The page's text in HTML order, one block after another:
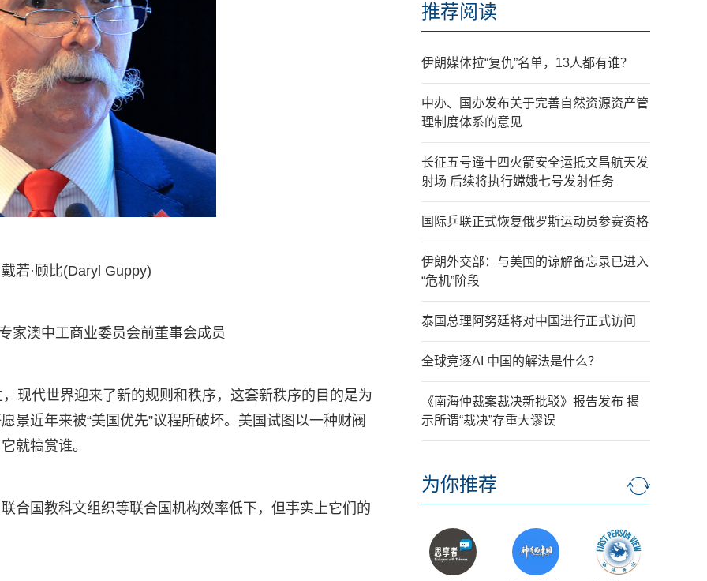
若·顾比(Daryl Guppy)
家澳中工商业委员会前董事会成员
现代世界迎来了新的规则和秩序，这套新秩序的目的是为
景近年来被“美国优先”议程所破坏。美国试图以一种财阀
就犒赏谁。
合国教科文组织等联合国机构效率低下，但事实上它们的
推荐阅读
伊朗媒体拉“复仇”名单，13人都有谁？
中办、国办发布关于完善自然资源资产管
理制度体系的意见
长征五号遥十四火箭安全运抵文昌航天发
射场 后续将执行嫦娥七号发射任务
国际乒联正式恢复俄罗斯运动员参赛资格
伊朗外交部：与美国的谅解备忘录已进入
“危机”阶段
泰国总理阿努廷将对中国进行正式访问
全球竞逐AI 中国的解法是什么？
《南海仲裁案裁决新批驳》报告发布 揭
示所谓“裁决”存重大谬误
为你推荐